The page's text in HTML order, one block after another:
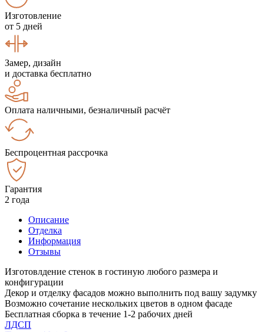
Изготовление
от 5 дней
Замер, дизайн
и доставка бесплатно
Оплата наличными, безналичный расчёт
Беспроцентная рассрочка
Гарантия
2 года
Описание
Отделка
Информация
Отзывы
Изготовлдение стенок в гостиную любого размера и
конфигурации
Декор и отделку фасадов можно выполнить под вашу задумку
Возможно сочетание нескольких цветов в одном фасаде
Бесплатная сборка в течение 1-2 рабочих дней
ЛДСП